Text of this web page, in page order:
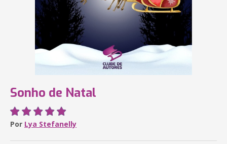
Sonho de Natal
Por Lya Stefanelly